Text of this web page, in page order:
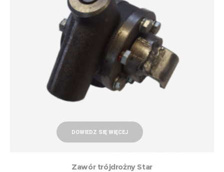
DOWIEDZ SIĘ WIĘCEJ
Zawór trójdrożny Star